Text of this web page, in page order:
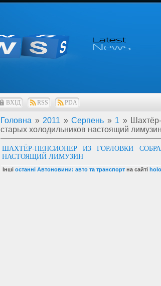
ВХІД RSS PDA
Головна » 2011 » Серпень » 1 »
старых холодильников настоящий лимузин
ШАХТЁР-ПЕНСИОНЕР ИЗ ГОРЛОВКИ
НАСТОЯЩИЙ ЛИМУЗИН
Інші останні Автоновини: авто та транспорт на сайті